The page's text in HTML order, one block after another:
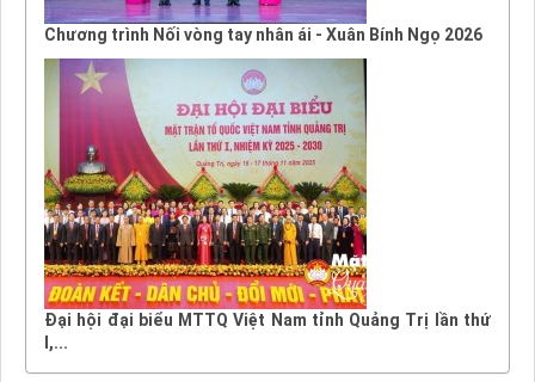
Chương trình Nối vòng tay nhân ái - Xuân Bính Ngọ 2026
Đại hội đại biểu MTTQ Việt Nam tỉnh Quảng Trị lần thứ
I,...